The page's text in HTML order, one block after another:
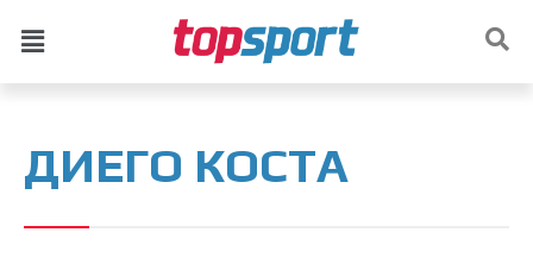
ДИЕГО КОСТА